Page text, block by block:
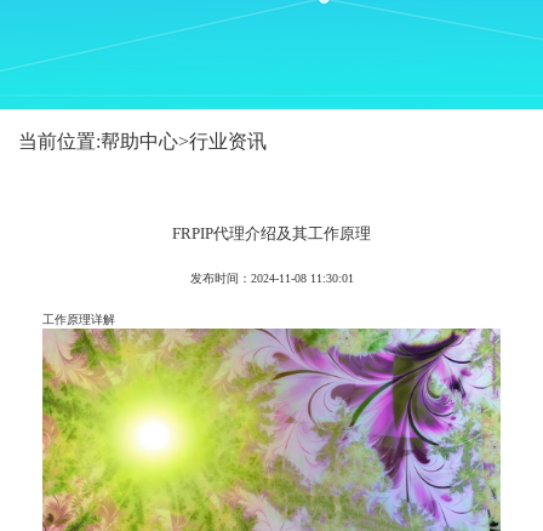
当前位置:帮助中心>行业资讯
FRPIP代理介绍及其工作原理
发布时间：2024-11-08 11:30:01
工作原理详解